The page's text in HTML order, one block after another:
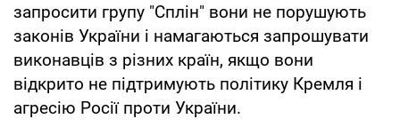
запросити групу "Сплін" вони не порушують
законів України і намагаються запрошувати
виконавців з різних країн, якщо вони
відкрито не підтримують політику Кремля і
агресію Росії проти України.